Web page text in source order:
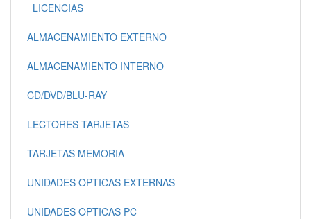
LICENCIAS
ALMACENAMIENTO EXTERNO
ALMACENAMIENTO INTERNO
CD/DVD/BLU-RAY
LECTORES TARJETAS
TARJETAS MEMORIA
UNIDADES OPTICAS EXTERNAS
UNIDADES OPTICAS PC